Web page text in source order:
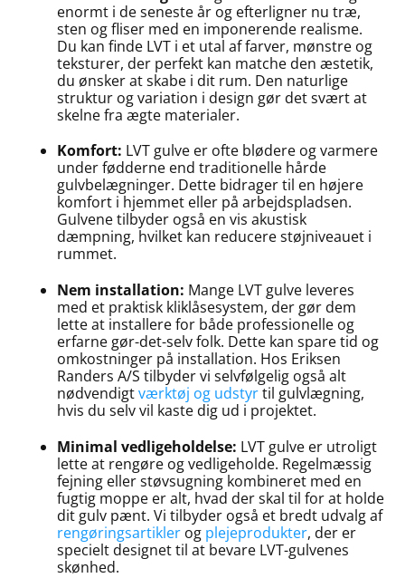
enormt i de seneste år og efterligner nu træ,
sten og fliser med en imponerende realisme.
Du kan finde LVT i et utal af farver, mønstre og
teksturer, der perfekt kan matche den æstetik,
du ønsker at skabe i dit rum. Den naturlige
struktur og variation i design gør det svært at
skelne fra ægte materialer.
Komfort: LVT gulve er ofte blødere og varmere
under fødderne end traditionelle hårde
gulvbelægninger. Dette bidrager til en højere
komfort i hjemmet eller på arbejdspladsen.
Gulvene tilbyder også en vis akustisk
dæmpning, hvilket kan reducere støjniveauet i
rummet.
Nem installation: Mange LVT gulve leveres
med et praktisk kliklåsesystem, der gør dem
lette at installere for både professionelle og
erfarne gør-det-selv folk. Dette kan spare tid og
omkostninger på installation. Hos Eriksen
Randers A/S tilbyder vi selvfølgelig også alt
nødvendigtværktøj og udstyrtil gulvlægning,
hvis du selv vil kaste dig ud i projektet.
Minimal vedligeholdelse: LVT gulve er utroligt
lette at rengøre og vedligeholde. Regelmæssig
fejning eller støvsugning kombineret med en
fugtig moppe er alt, hvad der skal til for at holde
dit gulv pænt. Vi tilbyder også et bredt udvalg af
rengøringsartikler og plejeprodukter, der er
specielt designet til at bevare LVT-gulvenes
skønhed.